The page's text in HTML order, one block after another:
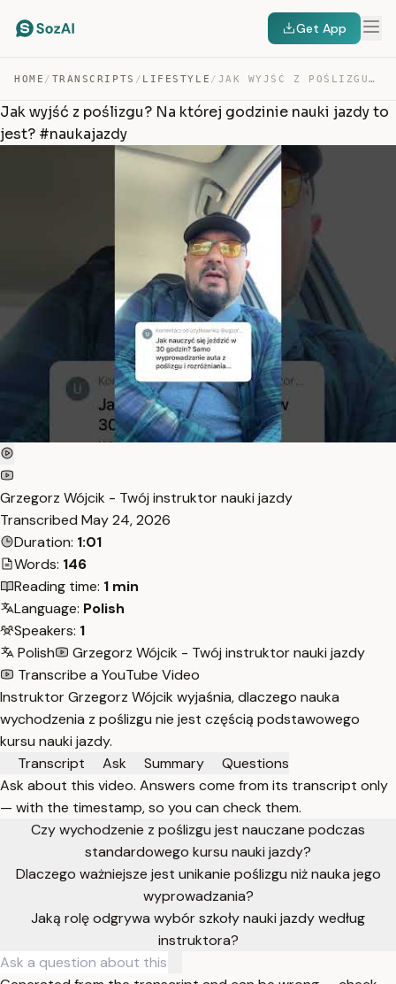
Get App
HOME / TRANSCRIPTS / LIFESTYLE / JAK WYJŚĆ Z POŚLIZGU? NA KTÓREJ GODZINIE NAUKI JAZDY TO… — TRANSCRIPT
Jak wyjść z poślizgu? Na której godzinie nauki jazdy to
jest? #naukajazdy
Grzegorz Wójcik - Twój instruktor nauki jazdy
Transcribed May 24, 2026
Duration: 1:01
Words: 146
Reading time: 1 min
Language: Polish
Speakers: 1
Polish
Grzegorz Wójcik - Twój instruktor nauki jazdy
Transcribe a YouTube Video
Instruktor Grzegorz Wójcik wyjaśnia, dlaczego nauka
wychodzenia z poślizgu nie jest częścią podstawowego
kursu nauki jazdy.
Transcript
Ask Summary
Questions
Ask about this video. Answers come from its transcript only
— with the timestamp, so you can check them.
Czy wychodzenie z poślizgu jest nauczane podczas
standardowego kursu nauki jazdy?
Dlaczego ważniejsze jest unikanie poślizgu niż nauka jego
wyprowadzania?
Jaką rolę odgrywa wybór szkoły nauki jazdy według
instruktora?